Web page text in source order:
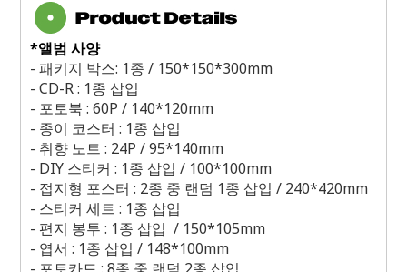
*앨범 사양
- 패키지 박스: 1종 / 150*150*300mm
- CD-R : 1종 삽입
- 포토북 : 60P / 140*120mm
- 종이 코스터 : 1종 삽입
- 취향 노트 : 24P / 95*140mm
- DIY 스티커 : 1종 삽입 / 100*100mm
- 접지형 포스터 : 2종 중 랜덤 1종 삽입 / 240*420mm
- 스티커 세트 : 1종 삽입
- 편지 봉투 : 1종 삽입 / 150*105mm
- 엽서 : 1종 삽입 / 148*100mm